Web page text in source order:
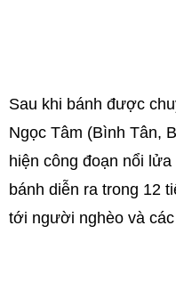
Sau khi bánh được
Ngọc Tâm (Bình Tân,
hiện công đoạn nổi
bánh diễn ra trong 12
tới người nghèo và